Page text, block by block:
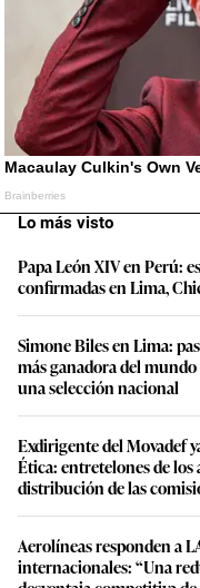
Lo más visto
Papa León XIV en Perú:
confirmadas en Lima,
Simone Biles en Lima:
más ganadora del
una selección nacional
Exdirigente del Movadef
Ética: entretelones de
distribución de las
Aerolíneas responden a
internacionales: “Una